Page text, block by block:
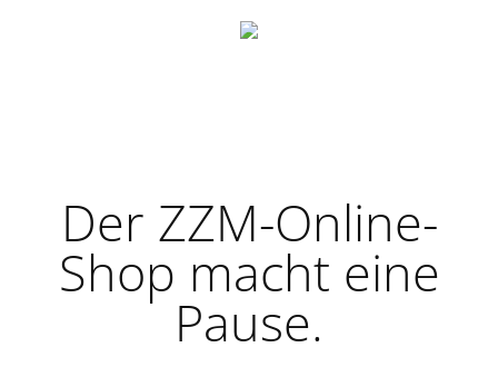
Der ZZM-Online-
Shop macht eine
Pause.